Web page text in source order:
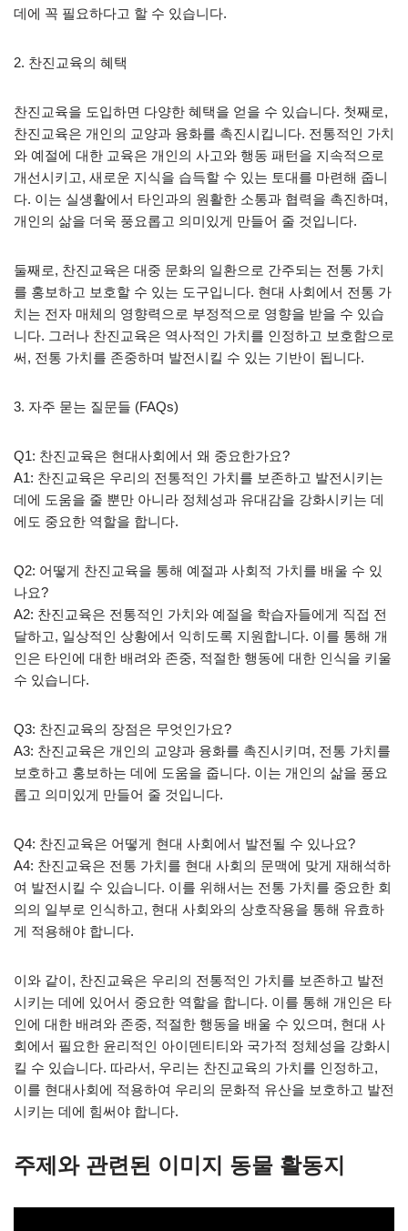
데에 꼭 필요하다고 할 수 있습니다.
2. 찬진교육의 혜택
찬진교육을 도입하면 다양한 혜택을 얻을 수 있습니다. 첫째로,
찬진교육은 개인의 교양과 융화를 촉진시킵니다. 전통적인 가치
와 예절에 대한 교육은 개인의 사고와 행동 패턴을 지속적으로
개선시키고, 새로운 지식을 습득할 수 있는 토대를 마련해 줍니
다. 이는 실생활에서 타인과의 원활한 소통과 협력을 촉진하며,
개인의 삶을 더욱 풍요롭고 의미있게 만들어 줄 것입니다.
둘째로, 찬진교육은 대중 문화의 일환으로 간주되는 전통 가치
를 홍보하고 보호할 수 있는 도구입니다. 현대 사회에서 전통 가
치는 전자 매체의 영향력으로 부정적으로 영향을 받을 수 있습
니다. 그러나 찬진교육은 역사적인 가치를 인정하고 보호함으로
써, 전통 가치를 존중하며 발전시킬 수 있는 기반이 됩니다.
3. 자주 묻는 질문들 (FAQs)
Q1: 찬진교육은 현대사회에서 왜 중요한가요?
A1: 찬진교육은 우리의 전통적인 가치를 보존하고 발전시키는
데에 도움을 줄 뿐만 아니라 정체성과 유대감을 강화시키는 데
에도 중요한 역할을 합니다.
Q2: 어떻게 찬진교육을 통해 예절과 사회적 가치를 배울 수 있
나요?
A2: 찬진교육은 전통적인 가치와 예절을 학습자들에게 직접 전
달하고, 일상적인 상황에서 익히도록 지원합니다. 이를 통해 개
인은 타인에 대한 배려와 존중, 적절한 행동에 대한 인식을 키울
수 있습니다.
Q3: 찬진교육의 장점은 무엇인가요?
A3: 찬진교육은 개인의 교양과 융화를 촉진시키며, 전통 가치를
보호하고 홍보하는 데에 도움을 줍니다. 이는 개인의 삶을 풍요
롭고 의미있게 만들어 줄 것입니다.
Q4: 찬진교육은 어떻게 현대 사회에서 발전될 수 있나요?
A4: 찬진교육은 전통 가치를 현대 사회의 문맥에 맞게 재해석하
여 발전시킬 수 있습니다. 이를 위해서는 전통 가치를 중요한 회
의의 일부로 인식하고, 현대 사회와의 상호작용을 통해 유효하
게 적용해야 합니다.
이와 같이, 찬진교육은 우리의 전통적인 가치를 보존하고 발전
시키는 데에 있어서 중요한 역할을 합니다. 이를 통해 개인은 타
인에 대한 배려와 존중, 적절한 행동을 배울 수 있으며, 현대 사
회에서 필요한 윤리적인 아이덴티티와 국가적 정체성을 강화시
킬 수 있습니다. 따라서, 우리는 찬진교육의 가치를 인정하고,
이를 현대사회에 적용하여 우리의 문화적 유산을 보호하고 발전
시키는 데에 힘써야 합니다.
주제와 관련된 이미지 동물 활동지